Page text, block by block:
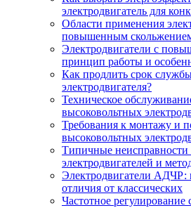
электродвигатель для
Области применения
повышенным
Электродвигатели с
принцип работы и
Как продлить срок
электродвигателя?
Техническое
высоковольтных
Требования к монтажу и
высоковольтных
Типичные неисправности
электродвигателей и
Электродвигатели АДЧР:
отличия от классических
Частотное регулирование